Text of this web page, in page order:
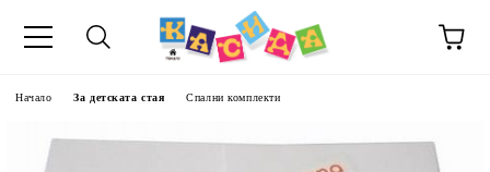
Начало За детската стая Спални комплекти